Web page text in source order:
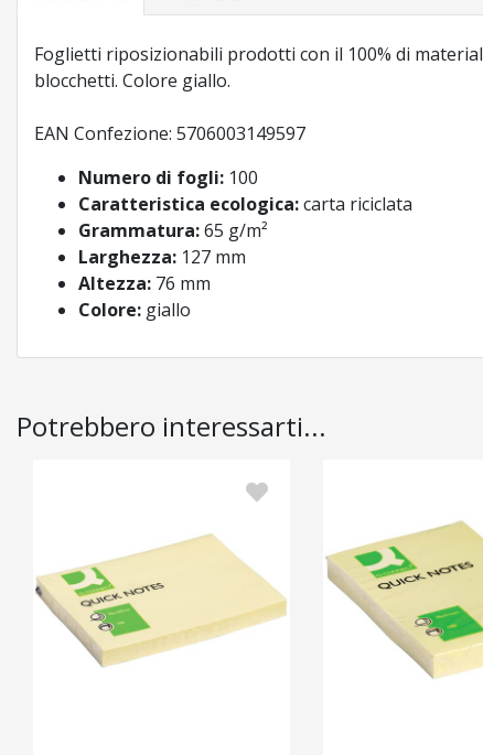
Foglietti riposizionabili prodotti con il 100% di
blocchetti. Colore giallo.
EAN Confezione: 5706003149597
Numero di fogli: 100
Caratteristica ecologica:carta riciclata
Grammatura:65 g/m²
Larghezza: 127 mm
Altezza: 76 mm
Colore: giallo
Potrebbero interessarti...